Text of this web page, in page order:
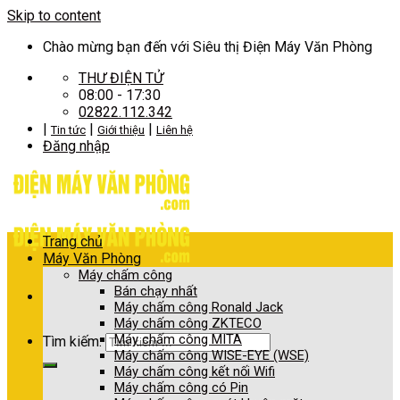
Skip to content
Chào mừng bạn đến với Siêu thị Điện Máy Văn Phòng
THƯ ĐIỆN TỬ
08:00 - 17:30
02822.112.342
|Tin tức | Giới thiệu | Liên hệ
Đăng nhập
Tìm kiếm:
Trang chủ
Máy Văn Phòng
Máy chấm công
Bán chạy nhất
Máy chấm công Ronald Jack
Máy chấm công ZKTECO
Máy chấm công MITA
Máy chấm công WISE-EYE (WSE)
Máy chấm công kết nối Wifi
Máy chấm công có Pin